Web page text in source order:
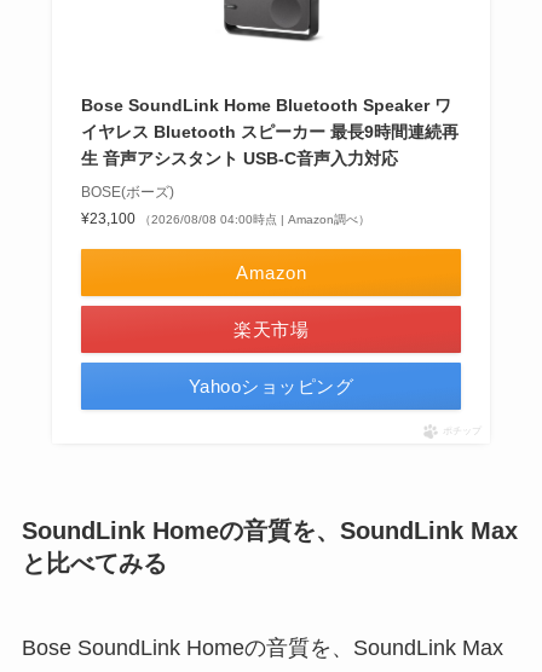
Bose SoundLink Home Bluetooth Speaker ワ
イヤレス Bluetooth スピーカー 最長9時間連続再
生 音声アシスタント USB-C音声入力対応
BOSE(ボーズ)
¥23,100
（2026/08/08 04:00時点 | Amazon調べ）
Amazon
楽天市場
Yahooショッピング
ポチップ
SoundLink Homeの音質を、SoundLink Max
と比べてみる
Bose SoundLink Homeの音質を、SoundLink Max